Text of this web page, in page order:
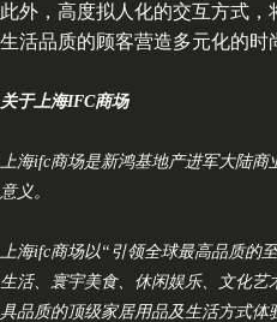
此外，高度拟人化的交互方式
生活品质的顾客营造多元化的时
关于上海IFC商场
上海ifc商场是新鸿基地产进军大陆
意义。
上海ifc商场以“引领全球最高品质的
生活、寰宇美食、休闲娱乐、文化
具品质的顶级家居用品及生活方式